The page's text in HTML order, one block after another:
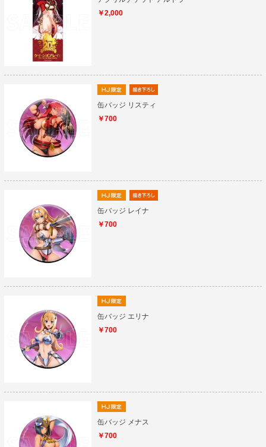
￥2,000
缶バッジ リスティ
￥700
缶バッジ レイナ
￥700
缶バッジ エリナ
￥700
缶バッジ メナス
￥700